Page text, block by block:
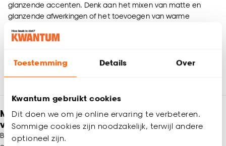
Toestemming Details Over
Kwantum gebruikt cookies
Dit doen we om je online ervaring te verbeteren.
Sommige cookies zijn noodzakelijk, terwijl andere
optioneel zijn.
glanzende accenten. Denk aan het mixen van matte en
glanzende afwerkingen of het toevoegen van warme
sprankelend effect dat jouw kerstboom tot leven brengt en
Meld je aan en ontvang € 5,- korting op je
volgende bestelling
Blijf per e-mail op de hoogte van leuke aanbiedingen, inspiratie